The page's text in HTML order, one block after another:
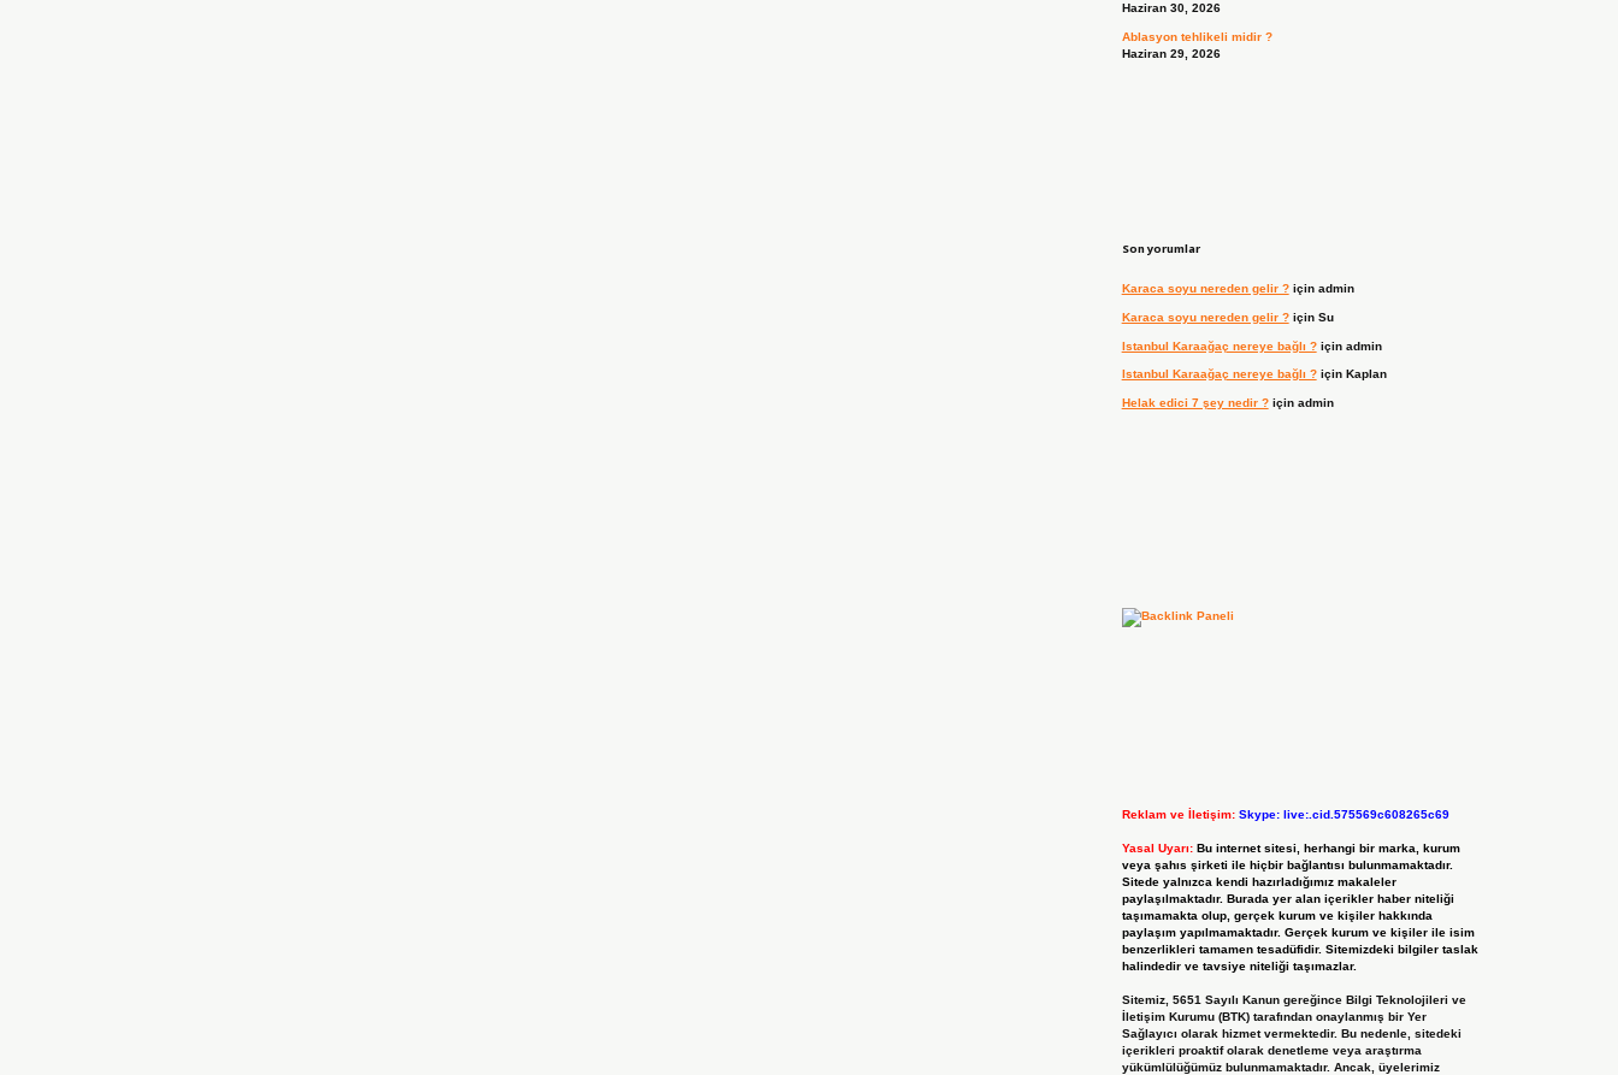
Haziran 30, 2026
Ablasyon tehlikeli midir ?
Haziran 29, 2026
Son yorumlar
Karaca soyu nereden gelir ?için admin
Karaca soyu nereden gelir ?için Su
Istanbul Karaağaç nereye bağlı ?için admin
Istanbul Karaağaç nereye bağlı ?için Kaplan
Helak edici 7 şey nedir ?için admin
Reklam ve İletişim: Skype: live:.cid.575569c608265c69
Yasal Uyarı: Bu internet sitesi, herhangi bir marka, kurum
veya şahıs şirketi ile hiçbir bağlantısı bulunmamaktadır.
Sitede yalnızca kendi hazırladığımız makaleler
paylaşılmaktadır. Burada yer alan içerikler haber niteliği
taşımamakta olup, gerçek kurum ve kişiler hakkında
paylaşım yapılmamaktadır. Gerçek kurum ve kişiler ile isim
benzerlikleri tamamen tesadüfidir. Sitemizdeki bilgiler taslak
halindedir ve tavsiye niteliği taşımazlar.
Sitemiz, 5651 Sayılı Kanun gereğince Bilgi Teknolojileri ve
İletişim Kurumu (BTK) tarafından onaylanmış bir Yer
Sağlayıcı olarak hizmet vermektedir. Bu nedenle, sitedeki
içerikleri proaktif olarak denetleme veya araştırma
yükümlülüğümüz bulunmamaktadır. Ancak, üyelerimiz